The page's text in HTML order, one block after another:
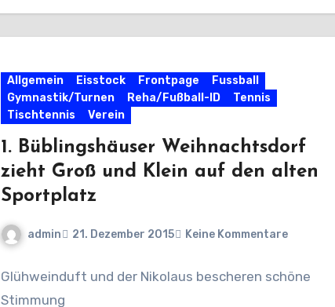
Allgemein Eisstock Frontpage
Fussball
Gymnastik/Turnen
Reha/Fußball-ID
Tennis
Tischtennis
Verein
1. Büblingshäuser Weihnachtsdorf
zieht Groß und Klein auf den alten
Sportplatz
admin 21. Dezember 2015 Keine Kommentare
Glühweinduft und der Nikolaus bescheren schöne
Stimmung